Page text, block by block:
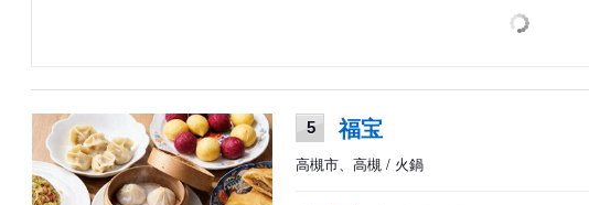
5 福宝
高槻市、高槻 / 火鍋